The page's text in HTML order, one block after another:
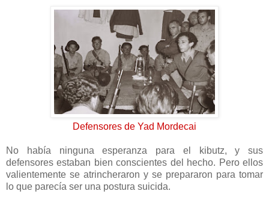
Defensores de Yad Mordecai
No había ninguna esperanza para el kibutz, y sus
defensores estaban bien conscientes del hecho. Pero ellos
valientemente se atrincheraron y se prepararon para tomar
lo que parecía ser una postura suicida.